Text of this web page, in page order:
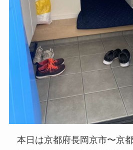
本日は京都府長岡京市〜京